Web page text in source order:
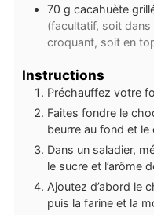
70 g cacahuète
(facultatif, soit
croquant, soit en
Instructions
Préchauffez votre
Faites fondre le
beurre au fond et
Dans un saladier,
le sucre et l’arôme
Ajoutez d’abord le
puis la farine et la